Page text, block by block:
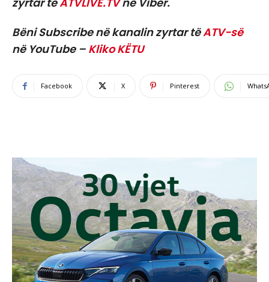
Bëni Subscribe në kanalin zyrtar tëATV-së
në YouTube – Kliko KËTU
Facebook X Pinterest